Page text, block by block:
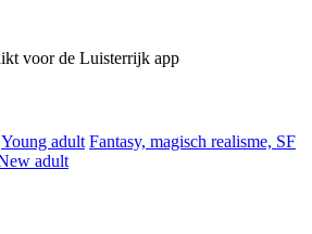
voor de Luisterrijk app
Young adult Fantasy, magisch realisme, SF
adult